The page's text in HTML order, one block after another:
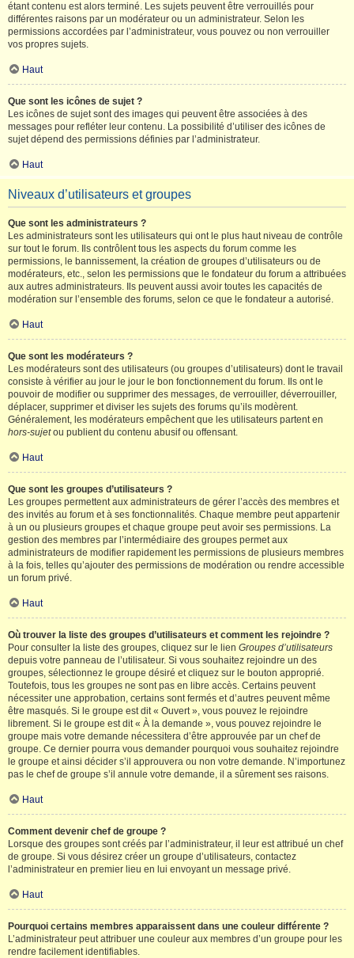
étant contenu est alors terminé. Les sujets peuvent être verrouillés pour
différentes raisons par un modérateur ou un administrateur. Selon les
permissions accordées par l’administrateur, vous pouvez ou non verrouiller
vos propres sujets.
Haut
Que sont les icônes de sujet ?
Les icônes de sujet sont des images qui peuvent être associées à des
messages pour refléter leur contenu. La possibilité d’utiliser des icônes de
sujet dépend des permissions définies par l’administrateur.
Haut
Niveaux d’utilisateurs et groupes
Que sont les administrateurs ?
Les administrateurs sont les utilisateurs qui ont le plus haut niveau de contrôle
sur tout le forum. Ils contrôlent tous les aspects du forum comme les
permissions, le bannissement, la création de groupes d’utilisateurs ou de
modérateurs, etc., selon les permissions que le fondateur du forum a attribuées
aux autres administrateurs. Ils peuvent aussi avoir toutes les capacités de
modération sur l’ensemble des forums, selon ce que le fondateur a autorisé.
Haut
Que sont les modérateurs ?
Les modérateurs sont des utilisateurs (ou groupes d’utilisateurs) dont le travail
consiste à vérifier au jour le jour le bon fonctionnement du forum. Ils ont le
pouvoir de modifier ou supprimer des messages, de verrouiller, déverrouiller,
déplacer, supprimer et diviser les sujets des forums qu’ils modèrent.
Généralement, les modérateurs empêchent que les utilisateurs partent en
hors-sujetou publient du contenu abusif ou offensant.
Haut
Que sont les groupes d’utilisateurs ?
Les groupes permettent aux administrateurs de gérer l’accès des membres et
des invités au forum et à ses fonctionnalités. Chaque membre peut appartenir
à un ou plusieurs groupes et chaque groupe peut avoir ses permissions. La
gestion des membres par l’intermédiaire des groupes permet aux
administrateurs de modifier rapidement les permissions de plusieurs membres
à la fois, telles qu’ajouter des permissions de modération ou rendre accessible
un forum privé.
Haut
Où trouver la liste des groupes d’utilisateurs et comment les rejoindre ?
Pour consulter la liste des groupes, cliquez sur le lien Groupes d’utilisateurs
depuis votre panneau de l’utilisateur. Si vous souhaitez rejoindre un des
groupes, sélectionnez le groupe désiré et cliquez sur le bouton approprié.
Toutefois, tous les groupes ne sont pas en libre accès. Certains peuvent
nécessiter une approbation, certains sont fermés et d’autres peuvent même
être masqués. Si le groupe est dit « Ouvert », vous pouvez le rejoindre
librement. Si le groupe est dit « À la demande », vous pouvez rejoindre le
groupe mais votre demande nécessitera d’être approuvée par un chef de
groupe. Ce dernier pourra vous demander pourquoi vous souhaitez rejoindre
le groupe et ainsi décider s’il approuvera ou non votre demande. N’importunez
pas le chef de groupe s’il annule votre demande, il a sûrement ses raisons.
Haut
Comment devenir chef de groupe ?
Lorsque des groupes sont créés par l’administrateur, il leur est attribué un chef
de groupe. Si vous désirez créer un groupe d’utilisateurs, contactez
l’administrateur en premier lieu en lui envoyant un message privé.
Haut
Pourquoi certains membres apparaissent dans une couleur différente ?
L’administrateur peut attribuer une couleur aux membres d’un groupe pour les
rendre facilement identifiables.